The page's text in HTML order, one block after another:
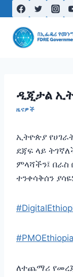
to
content
ዲጂታል
ዜናዎች
ኢትዮጵያ
ደጃፍ ላይ
ምላሻችን፤
ተንቀሳቅሰን
#PMOEthiopia
ለተጨማሪ